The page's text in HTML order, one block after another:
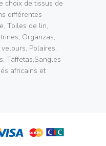
choix de tissus de
différentes
Toiles de lin,
Organzas,
Polaires,
Taffetas,Sangles
africains et